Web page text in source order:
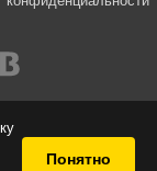
Понятно